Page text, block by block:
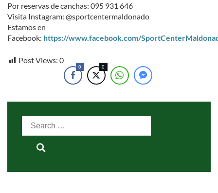
Por reservas de canchas: 095 931 646
Visita Instagram: @sportcentermaldonado
Estamos en
Facebook: https://www.facebook.com/
Post Views: 0
0 0
Search
for: